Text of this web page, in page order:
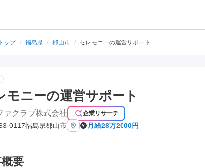
ップ / 福島県 / 郡山市 / セレモニーの運営サポート
モニーの運営サポート
ァクラブ株式会社 企業リサーチ
0117福島県郡山市 月給28万2000円
要